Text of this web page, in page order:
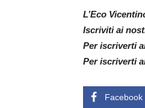
L’Eco
Iscriviti ai
Per iscriverti
Per iscriverti
Facebook